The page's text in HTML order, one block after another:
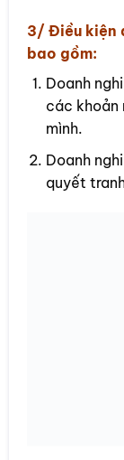
3/ Điều kiện
bao gồm:
Doanh
các khoản
mình.
Doanh
quyết